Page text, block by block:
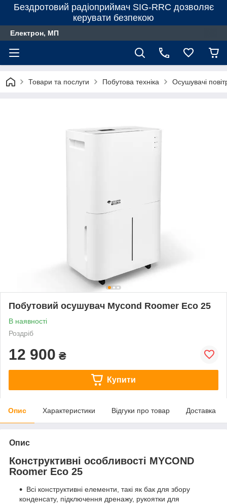
Бездротовий радіоприймач SIG-RRC дозволяє
керувати безпекою
Електрон, МП
Товари та послуги Побутова техніка Осушувачі
Побутовий осушувач Mycond Roomer Eco 25
В наявності
Роздріб
12 900 ₴
Купити
Опис Характеристики Відгуки про товар Доставка
Опис
Конструктивні особливості MYCOND
Roomer Eco 25
Всі конструктивні елементи, такі як бак для збору
конденсату, підключення дренажу, рукоятки для